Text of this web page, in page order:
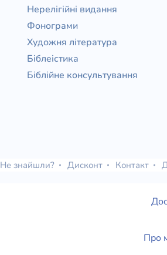
Нерелігійні видання
Фонограми
Художня література
Біблеістика
Біблійне консультування
Не знайшли? Дисконт Контакт
Про